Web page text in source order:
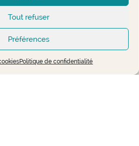
Tout refuser
Préférences
Politique de confidentialité